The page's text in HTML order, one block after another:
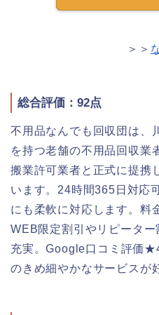
＞＞
総合評価：92点
不用品なんでも回収団は、
を持つ老舗の不用品回収業
搬業許可業者と正式に提携
います。24時間365日対応
にも柔軟に対応します。料
WEB限定割引やリピータ
充実。Google口コミ評価
のきめ細やかなサービスが